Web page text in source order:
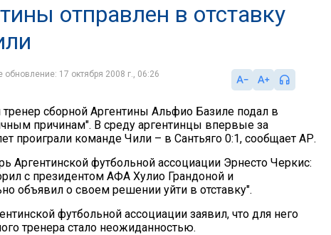
отправлен в отставку
17 октября 2008 г., 06:26
сборной Аргентины Альфио Базиле подал в
причинам". В среду аргентинцы впервые за
проиграли команде Чили – в Сантьяго 0:1, сообщает АР.
Аргентинской футбольной ассоциации Эрнесто Черкис:
с президентом АФА Хулио Грандоной и
объявил о своем решении уйти в отставку".
футбольной ассоциации заявил, что для него
тренера стало неожиданностью.